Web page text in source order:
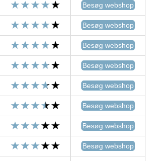
Besøg webshop
Besøg webshop
Besøg webshop
Besøg webshop
Besøg webshop
Besøg webshop
Besøg webshop
Besøg webshop